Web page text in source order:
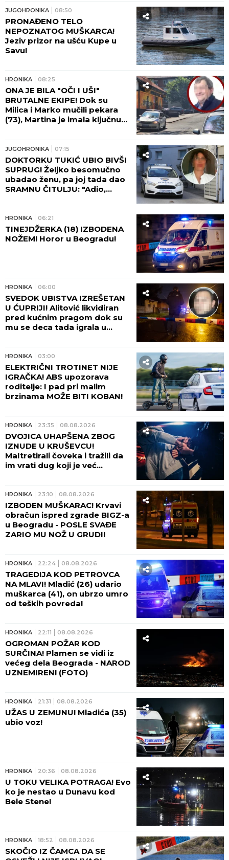
JUGOHRONIKA 08:50
PRONAĐENO TELO
NEPOZNATOG MUŠKARCA!
Jeziv prizor na ušću Kupe u
Savu!
HRONIKA 08:25
ONA JE BILA "OČI I UŠI"
BRUTALNE EKIPE! Dok su
Milica i Marko mučili pekara
(73), Martina je imala ključnu
automobilom!
JUGOHRONIKA 07:15
DOKTORKU TUKIĆ UBIO BIVŠI
SUPRUG! Željko besomučno
ubadao ženu, pa joj tada dao
SRAMNU ČITULJU: "Adio,
HRONIKA 06:21
TINEJDŽERKA (18) IZBODENA
NOŽEM! Horor u Beogradu!
HRONIKA 06:00
SVEDOK UBISTVA IZREŠETAN
U ĆUPRIJI! Alitović likvidiran
pred kućnim pragom dok su
mu se deca tada igrala u
HRONIKA 03:00
ELEKTRIČNI TROTINET NIJE
IGRAČKA! ABS upozorava
roditelje: I pad pri malim
brzinama MOŽE BITI KOBAN!
HRONIKA 23:35 08.08.2026
DVOJICA UHAPŠENA ZBOG
IZNUDE U KRUŠEVCU!
Maltretirali čoveka i tražili da
im vrati dug koji je već
HRONIKA 23:10 08.08.2026
IZBODEN MUŠKARAC! Krvavi
obračun ispred zgrade BIGZ-a
u Beogradu - POSLE SVAĐE
ZARIO MU NOŽ U GRUDI!
HRONIKA 22:24 08.08.2026
TRAGEDIJA KOD PETROVCA
NA MLAVI! Mladić (26) udario
muškarca (41), on ubrzo umro
od teških povreda!
HRONIKA 22:11 08.08.2026
OGROMAN POŽAR KOD
SURČINA! Plamen se vidi iz
većeg dela Beograda - NAROD
UZNEMIREN! (FOTO)
HRONIKA 21:31 08.08.2026
UŽAS U ZEMUNU! Mladića (35)
ubio voz!
HRONIKA 20:36 08.08.2026
U TOKU VELIKA POTRAGA! Evo
ko je nestao u Dunavu kod
Bele Stene!
HRONIKA 18:52 08.08.2026
SKOČIO IZ ČAMCA DA SE